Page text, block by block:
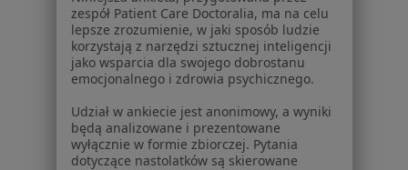
Usługi i zabiegi
Choroby
Pomoc
Aplikacje mobilne
Blog dla pacjentów
Dla profesjonalistów
zespół Patient Care Doctoralia, ma na celu
lepsze zrozumienie, w jaki sposób ludzie
korzystają z narzędzi sztucznej inteligencji
jako wsparcia dla swojego dobrostanu
emocjonalnego i zdrowia psychicznego.
Udział w ankiecie jest anonimowy, a wyniki
będą analizowane i prezentowane
wyłącznie w formie zbiorczej. Pytania
dotyczące nastolatków są skierowane